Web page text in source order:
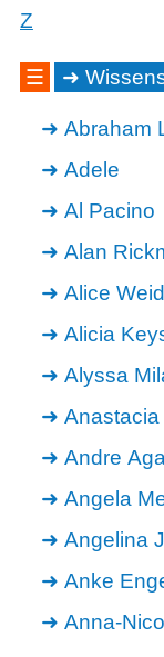
Z
☰
Abraham
Adele
Al Pacino
Alan
Alice
Alicia
Alyssa
Anastacia
Andre
Angela
Angelina
Anke
Anna-